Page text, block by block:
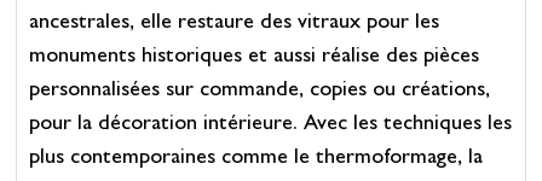
ancestrales, elle restaure des vitraux pour les
monuments historiques et aussi réalise des pièces
personnalisées sur commande, copies ou créations,
pour la décoration intérieure. Avec les techniques les
plus contemporaines comme le thermoformage, la